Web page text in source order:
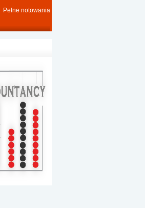
Pełne notowania